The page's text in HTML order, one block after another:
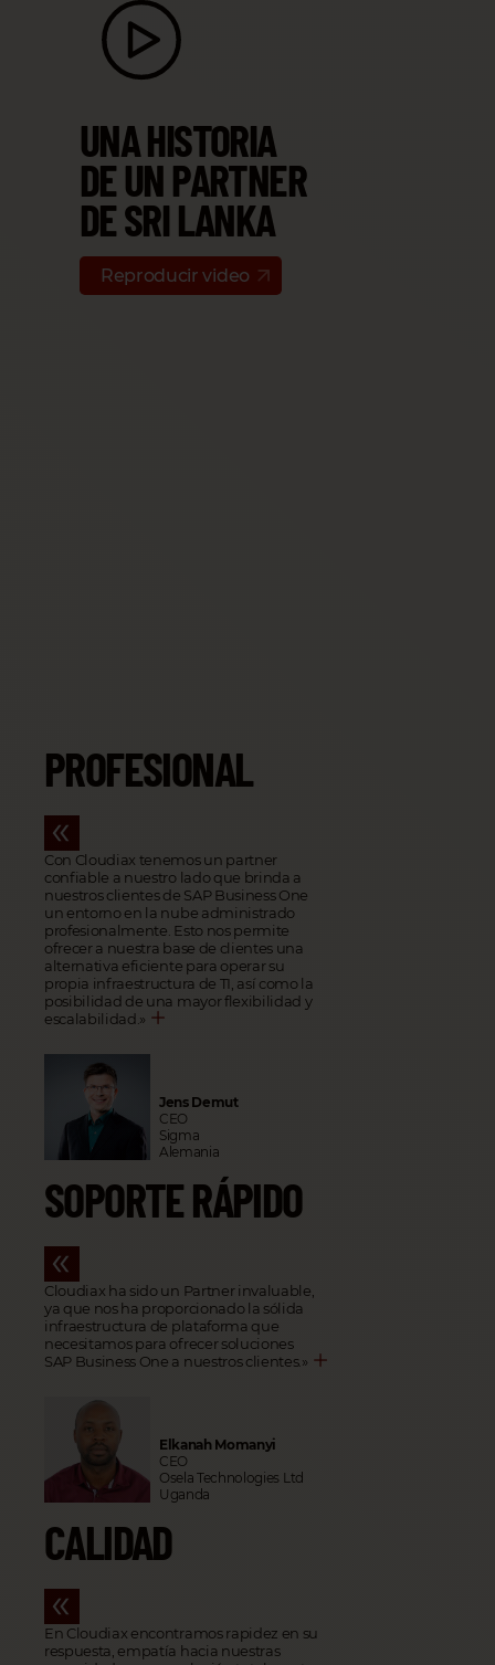
UNA HISTORIA
DE UN PARTNER
DE SRI LANKA
Reproducir video
PROFESIONAL
Con Cloudiax tenemos un partner
confiable a nuestro lado que brinda a
nuestros clientes de SAP Business One
un entorno en la nube administrado
profesionalmente. Esto nos permite
ofrecer a nuestra base de clientes una
alternativa eficiente para operar su
propia infraestructura de TI, así como la
posibilidad de una mayor flexibilidad y
escalabilidad. »
Jens Demut
CEO
Sigma
Alemania
SOPORTE RÁPIDO
Cloudiax ha sido un Partner invaluable,
ya que nos ha proporcionado la sólida
infraestructura de plataforma que
necesitamos para ofrecer soluciones
SAP Business One a nuestros clientes.»
Elkanah Momanyi
CEO
Osela Technologies Ltd
Uganda
CALIDAD
En Cloudiax encontramos rapidez en su
respuesta, empatía hacia nuestras